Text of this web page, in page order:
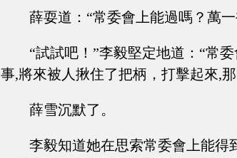
薛耍道：“常委會上能過嗎？萬
“試試吧！”李毅堅定地道：“常
事,將來被人揪住了把柄，打擊起來,
薛雪沉默了。
李毅知道她在思索常委會上能得